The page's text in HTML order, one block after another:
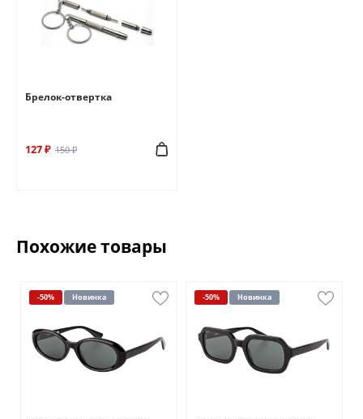
Брелок-отвертка
127 ₽ 150 ₽
Похожие товары
-50% Новинка -50% Новинка